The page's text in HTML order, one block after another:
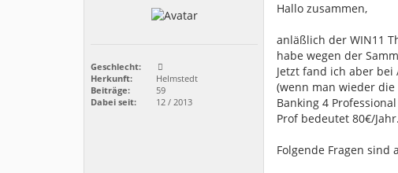
Geschlecht:
Herkunft:
Helmstedt
Beiträge:
59
Dabei seit:
12 / 2013
Hallo zusammen,
anläßlich der WIN11
habe wegen der
Jetzt fand ich aber
(wenn man wieder
Banking 4
Prof bedeutet 80€/Jahr.
Folgende Fragen sind